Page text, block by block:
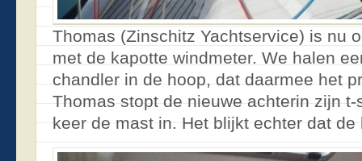
Thomas (Zinschitz Yachtservice) is nu
met de kapotte windmeter. We halen
chandler in de hoop, dat daarmee het
Thomas stopt de nieuwe achterin zijn
keer de mast in. Het blijkt echter dat